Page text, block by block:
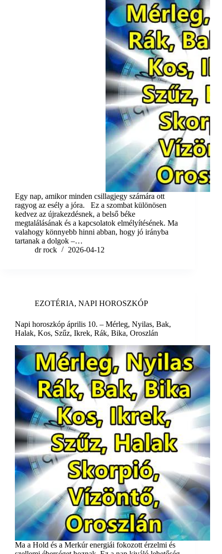
Egy nap, amikor minden csillagjegy számára ott
ragyog az esély a jóra. Ez a szombat különösen
kedvez az újrakezdésnek, a belső béke
megtalálásának és a kapcsolatok elmélyítésének. Ma
valahogy könnyebb hinni abban, hogy jó irányba
tartanak a dolgok –…
dr rock
2026-04-12
EZOTÉRIA, NAPI HOROSZKÓP
Napi horoszkóp április 10. – Mérleg, Nyilas, Bak,
Halak, Kos, Szűz, Ikrek, Rák, Bika, Oroszlán
Ma a Hold és a Merkúr energiái fokozott érzelmi és